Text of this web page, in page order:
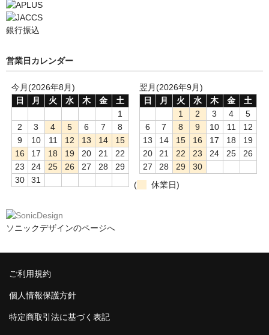
銀行振込
営業日カレンダー
今月(2026年8月)
日
月 火 水 木 金
土
1
2
3 4 5 6 7
8
9
10 11 12 13 14
15
16
17 18 19 20 21
22
23
24 25 26 27 28
29
30
31
翌月(2026年9月)
日
月 火 水 木 金
土
1
2 3 4
5
6
7 8 9 10 11
12
13
14 15 16 17 18
19
20
21 22 23 24 25
26
27
28 29
30
(
休業日)
ソニックデザインのページへ
ご利用規約
個人情報保護方針
特定商取引法に基づく表記